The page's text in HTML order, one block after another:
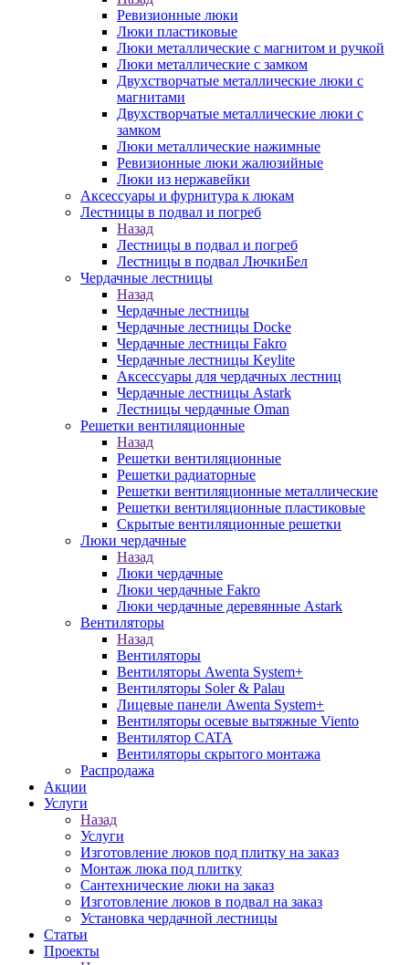
Ревизионные люки
Люки пластиковые
Люки металлические с магнитом и ручкой
Люки металлические с замком
Двухстворчатые металлические люки с
магнитами
Двухстворчатые металлические люки с
замком
Люки металлические нажимные
Ревизионные люки жалюзийные
Люки из нержавейки
Аксессуары и фурнитура к люкам
Лестницы в подвал и погреб
Назад
Лестницы в подвал и погреб
Лестницы в подвал ЛючкиБел
Чердачные лестницы
Назад
Чердачные лестницы
Чердачные лестницы Docke
Чердачные лестницы Fakro
Чердачные лестницы Keylite
Аксессуары для чердачных лестниц
Чердачные лестницы Astark
Лестницы чердачные Oman
Решетки вентиляционные
Назад
Решетки вентиляционные
Решетки радиаторные
Решетки вентиляционные металлические
Решетки вентиляционные пластиковые
Скрытые вентиляционные решетки
Люки чердачные
Назад
Люки чердачные
Люки чердачные Fakro
Люки чердачные деревянные Astark
Вентиляторы
Назад
Вентиляторы
Вентиляторы Awenta System+
Вентиляторы Soler & Palau
Лицевые панели Awenta System+
Вентиляторы осевые вытяжные Viento
Вентилятор CATA
Вентиляторы скрытого монтажа
Распродажа
Акции
Услуги
Назад
Услуги
Изготовление люков под плитку на заказ
Монтаж люка под плитку
Сантехнические люки на заказ
Изготовление люков в подвал на заказ
Установка чердачной лестницы
Статьи
Проекты